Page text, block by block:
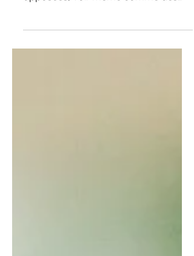
présentées comme des démarches
psychologie (ou...